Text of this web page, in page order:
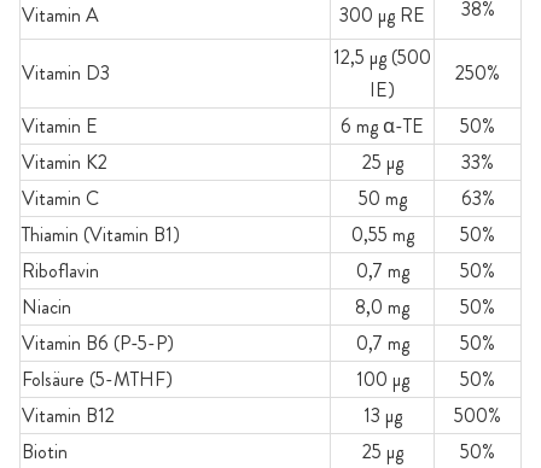
Vitamin A 300 µg RE 38%
Vitamin D3
12,5 µg (500
IE)
250%
Vitamin E
6 mg α-TE
50%
Vitamin K2
25 µg
33%
Vitamin C
50 mg
63%
Thiamin (Vitamin B1)
0,55 mg
50%
Riboflavin
0,7 mg
50%
Niacin
8,0 mg
50%
Vitamin B6 (P-5-P)
0,7 mg
50%
Folsäure (5-MTHF)
100 µg
50%
Vitamin B12
13 µg
500%
Biotin
25 µg
50%